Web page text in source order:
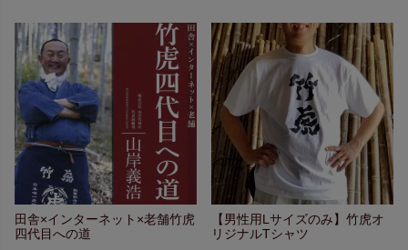
田舎×インターネット×老舗竹虎
四代目への道
【男性用Lサイズのみ】 竹虎オ
リジナルTシャツ